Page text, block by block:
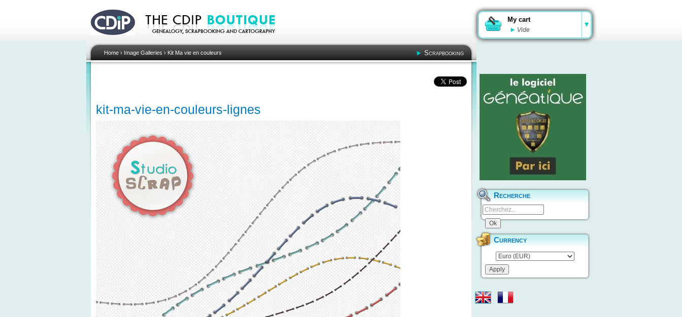
My cart
Vide
Home› Image Galleries › Kit Ma vie en couleurs Scrapbooking
kit-ma-vie-en-couleurs-lignes
Recherche
Currency